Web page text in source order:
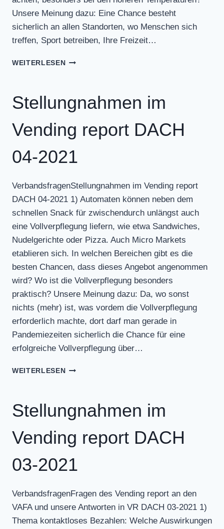
Unsere Meinung dazu: Eine Chance besteht
sicherlich an allen Standorten, wo Menschen sich
treffen, Sport betreiben, Ihre Freizeit…
WEITERLESENSTELLUNGNAHMEN
DACH
05-
Stellungnahmen im
Vending report DACH
04-2021
VerbandsfragenStellungnahmen im Vending report
DACH 04-2021 1) Automaten können neben dem
schnellen Snack für zwischendurch unlängst auch
eine Vollverpflegung liefern, wie etwa Sandwiches,
Nudelgerichte oder Pizza. Auch Micro Markets
etablieren sich. In welchen Bereichen gibt es die
besten Chancen, dass dieses Angebot angenommen
wird? Wo ist die Vollverpflegung besonders
praktisch? Unsere Meinung dazu: Da, wo sonst
nichts (mehr) ist, was vordem die Vollverpflegung
erforderlich machte, dort darf man gerade in
Pandemiezeiten sicherlich die Chance für eine
erfolgreiche Vollverpflegung über…
WEITERLESENSTELLUNGNAHMEN
DACH
04-
Stellungnahmen im
Vending report DACH
03-2021
VerbandsfragenFragen des Vending report an den
VAFA und unsere Antworten in VR DACH 03-2021 1)
Thema kontaktloses Bezahlen: Welche Auswirkungen